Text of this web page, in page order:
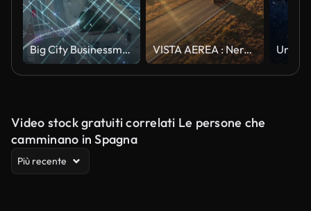
Big City Businessman utilizza smartphone, si trova su Crowded Street. Visualizzazione e-commerce delle linee di informazione che volano dal telefono cellulare alla rete digitale globale. Scatto drone aereo zoom dall'alto verso il basso VISTA AEREA : Nero SUV auto guida lungo la Strada di campagna vuota d'estate al tramonto
Video stock gratuiti correlati Le persone che
camminano in Spagna
Più recente